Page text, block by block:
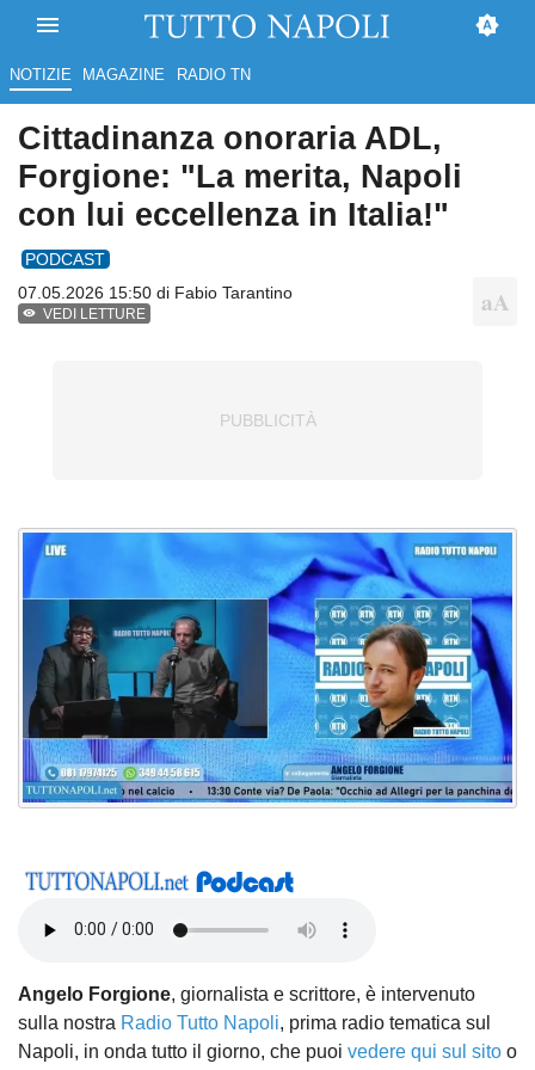
NOTIZIE MAGAZINE RADIO TN
Cittadinanza onoraria ADL,
Forgione: "La merita, Napoli
con lui eccellenza in Italia!"
PODCAST
07.05.2026 15:50 di Fabio Tarantino
VEDI LETTURE
Angelo Forgione, giornalista e scrittore, è intervenuto
sulla nostra Radio Tutto Napoli, prima radio tematica sul
Napoli, in onda tutto il giorno, che puoi vedere qui sul sito o